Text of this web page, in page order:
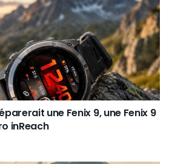
une Fenix 9, une Fenix 9
inReach